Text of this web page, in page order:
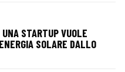
STARTUP VUOLE
SOLARE DALLO